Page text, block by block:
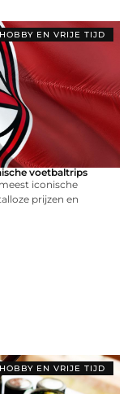
HOBBY EN VRIJE TIJD
voetbaltrips
iconische
prijzen en
HOBBY EN VRIJE TIJD